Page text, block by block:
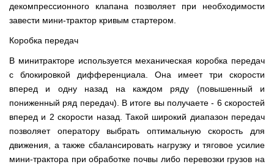
декомпрессионного клапана позволяет при необходимости
завести мини-трактор кривым стартером.
Коробка передач
В минитракторе используется механическая коробка передач
с блокировкой дифференциала. Она имеет три скорости
вперед и одну назад на каждом ряду (повышенный и
пониженный ряд передач). В итоге вы получаете - 6 скоростей
вперед и 2 скорости назад. Такой широкий диапазон передач
позволяет оператору выбрать оптимальную скорость для
движения, а также сбалансировать нагрузку и тяговое усилие
мини-трактора при обработке почвы либо перевозки грузов на